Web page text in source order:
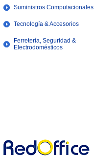
Suministros Computacionales
Tecnología & Accesorios
Ferretería, Seguridad &
Electrodomésticos